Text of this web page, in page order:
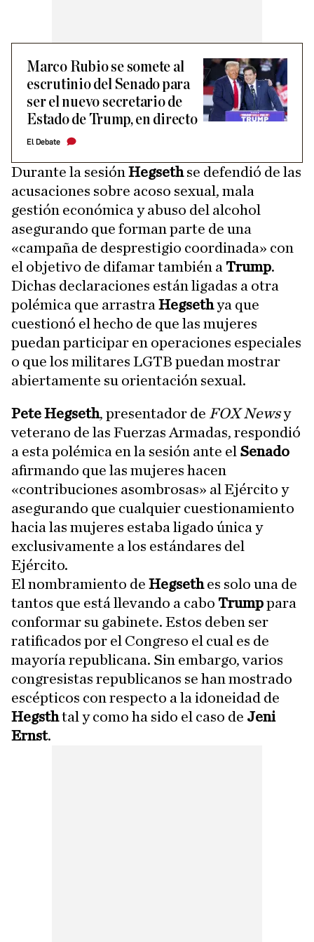
Marco Rubio se somete al
escrutinio del Senado para
ser el nuevo secretario de
Estado de Trump, en directo
El Debate
Durante la sesión Hegsethse defendió de las
acusaciones sobre acoso sexual, mala
gestión económica y abuso del alcohol
asegurando que forman parte de una
«campaña de desprestigio coordinada» con
el objetivo de difamar también a Trump.
Dichas declaraciones están ligadas a otra
polémica que arrastra Hegsethya que
cuestionó el hecho de que las mujeres
puedan participar en operaciones especiales
o que los militares LGTB puedan mostrar
abiertamente su orientación sexual.
Pete Hegseth, presentador de FOX Newsy
veterano de las Fuerzas Armadas, respondió
a esta polémica en la sesión ante el Senado
afirmando que las mujeres hacen
«contribuciones asombrosas» al Ejército y
asegurando que cualquier cuestionamiento
hacia las mujeres estaba ligado única y
exclusivamente a los estándares del
Ejército.
El nombramiento de Hegsethes solo una de
tantos que está llevando a cabo Trumppara
conformar su gabinete. Estos deben ser
ratificados por el Congreso el cual es de
mayoría republicana. Sin embargo, varios
congresistas republicanos se han mostrado
escépticos con respecto a la idoneidad de
Hegsthtal y como ha sido el caso de Jeni
Ernst.